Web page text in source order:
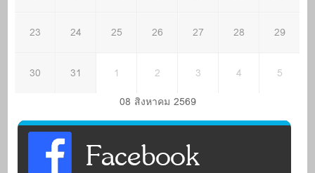
23 24 25 26 27 28 29
30 31 1 2 3 4
5
08 สิงหาคม 2569